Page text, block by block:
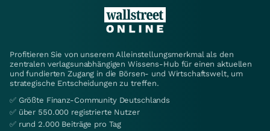
Profitieren Sie von unserem Alleinstellungsmerkmal als den
zentralen verlagsunabhängigen Wissens-Hub für einen aktuellen
und fundierten Zugang in die Börsen- und Wirtschaftswelt, um
strategische Entscheidungen zu treffen.
✅ Größte Finanz-Community Deutschlands
✅ über 550.000 registrierte Nutzer
✅ rund 2.000 Beiträge pro Tag